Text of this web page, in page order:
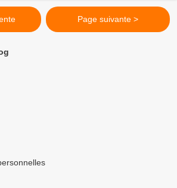
Page suivante >